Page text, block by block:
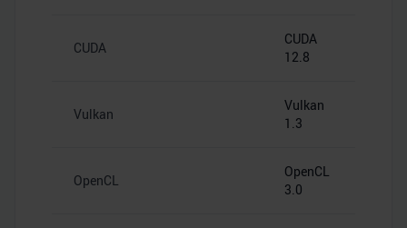
CUDA
CUDA
12.8
Vulkan
Vulkan
1.3
OpenCL
OpenCL
3.0